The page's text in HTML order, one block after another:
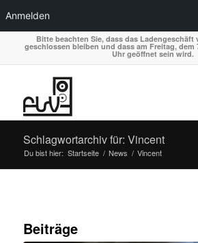
Anmelden
Bitte beachten Sie, dass das Ladengeschäft
geschlossen bleiben und dass am Freitag, dem
Uhr geöffnet sein wird.
Schlagwortarchiv für: Vincent
Du bist hier: Startseite / News / Vincent
Beiträge